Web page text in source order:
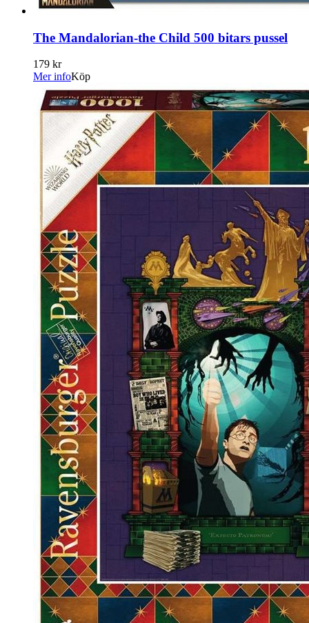
The Mandalorian-the Child 500 bitars pussel
179 kr
Mer infoKöp